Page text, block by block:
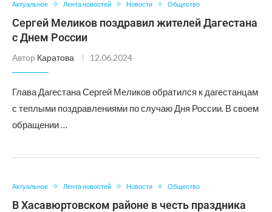
Актуальное Лента новостей Новости Общество
Сергей Меликов поздравил жителей Дагестана
с Днем России
Автор Каратова 12.06.2024
Глава Дагестана Сергей Меликов обратился к дагестанцам
с теплыми поздравлениями по случаю Дня России. В своем
обращении …
Актуальное Лента новостей Новости Общество
В Хасавюртовском районе в честь праздника